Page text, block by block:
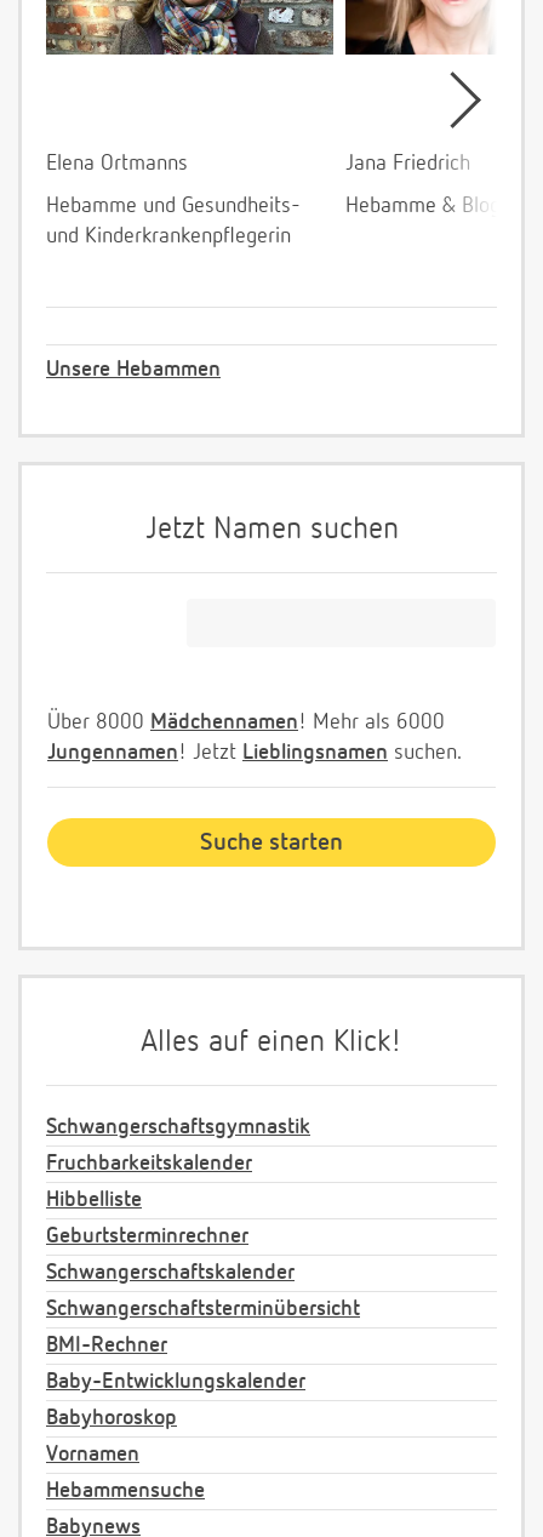
Elena Ortmanns
Hebamme und Gesundheits-
und Kinderkrankenpflegerin
Jana Friedrich
Hebamme &
Unsere Hebammen
Jetzt Namen suchen
Über 8000 Mädchennamen! Mehr als 6000
Jungennamen! Jetzt Lieblingsnamen suchen.
Alles auf einen Klick!
Schwangerschaftsgymnastik
Fruchbarkeitskalender
Hibbelliste
Geburtsterminrechner
Schwangerschaftskalender
Schwangerschaftsterminübersicht
BMI-Rechner
Baby-Entwicklungskalender
Babyhoroskop
Vornamen
Hebammensuche
Babynews